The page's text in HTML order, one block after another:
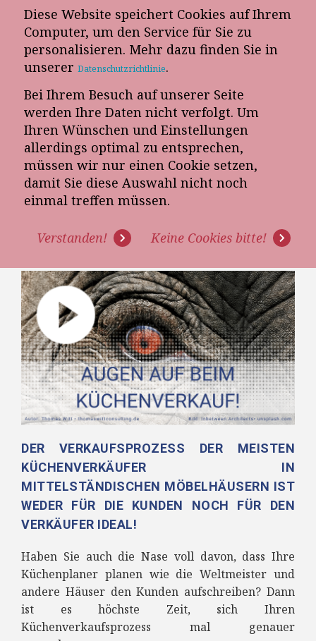
Diese Website speichert Cookies auf Ihrem
Computer, um den Service für Sie zu
personalisieren. Mehr dazu finden Sie in
unserer Datenschutzrichtlinie.
Bei Ihrem Besuch auf unserer Seite
werden Ihre Daten nicht verfolgt. Um
Ihren Wünschen und Einstellungen
allerdings optimal zu entsprechen,
müssen wir nur einen Cookie setzen,
damit Sie diese Auswahl nicht noch
einmal treffen müssen.
Verstanden! Keine Cookies bitte!
E-Mail-Newsletter
Telefon-Termin
ACHTUNG
KÜCHENVERKÄUFER: AUGEN
AUF BEIM KÜCHENVERKAUF!
DER VERKAUFSPROZESS DER MEISTEN
KÜCHENVERKÄUFER IN
MITTELSTÄNDISCHEN MÖBELHÄUSERN IST
WEDER FÜR DIE KUNDEN NOCH FÜR DEN
VERKÄUFER IDEAL!
Haben Sie auch die Nase voll davon, dass Ihre
Küchenplaner planen wie die Weltmeister und
andere Häuser den Kunden aufschreiben? Dann
ist es höchste Zeit, sich Ihren
Küchenverkaufsprozess mal genauer